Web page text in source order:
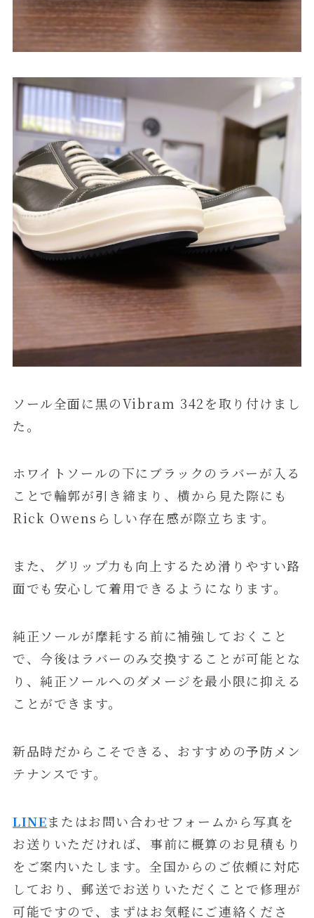
ソール全面に黒のVibram 342を取り付けまし
た。
ホワイトソールの下にブラックのラバーが入る
ことで輪郭が引き締まり、横から見た際にも
Rick Owensらしい存在感が際立ちます。
また、グリップ力も向上するため滑りやすい路
面でも安心して着用できるようになります。
純正ソールが摩耗する前に補強しておくこと
で、今後はラバーのみ交換することが可能とな
り、純正ソールへのダメージを最小限に抑える
ことができます。
新品時だからこそできる、おすすめの予防メン
テナンスです。
LINEまたはお問い合わせフォームから写真を
お送りいただければ、事前に概算のお見積もり
をご案内いたします。全国からのご依頼に対応
しており、郵送でお送りいただくことで修理が
可能ですので、まずはお気軽にご連絡くださ